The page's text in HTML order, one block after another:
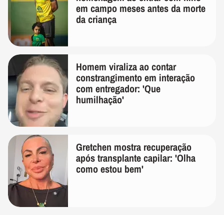
em campo meses antes da morte
da criança
Homem viraliza ao contar
constrangimento em interação
com entregador: 'Que
humilhação'
Gretchen mostra recuperação
após transplante capilar: 'Olha
como estou bem'